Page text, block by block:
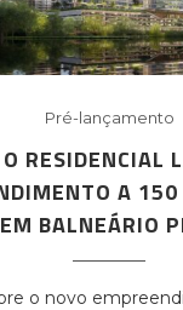
Pré-lançamento
RESIDENCIAL
A 150
BALNEÁRIO
o novo